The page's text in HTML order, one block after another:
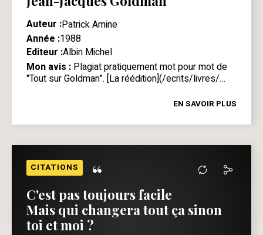
Auteur :Patrick Amine
Année :1988
Editeur :Albin Michel
Mon avis : Plagiat pratiquement mot pour mot de
"Tout sur Goldman". [La réédition](/ecrits/livres/…
EN SAVOIR PLUS
CITATIONS “
C'est pas toujours facile
Mais qui changera tout ça sinon
toi et moi ?